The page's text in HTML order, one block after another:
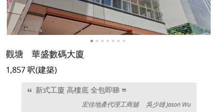
觀塘 華盛數碼大廈
1,857 呎(建築)
新式工廈 高樓底 全包即睇
宏佳地產代理工商舖 吳少雄 Jason Wu